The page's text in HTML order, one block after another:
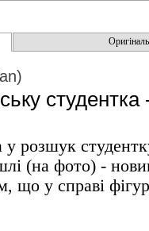
у розшук
(на фото) -
що у справі